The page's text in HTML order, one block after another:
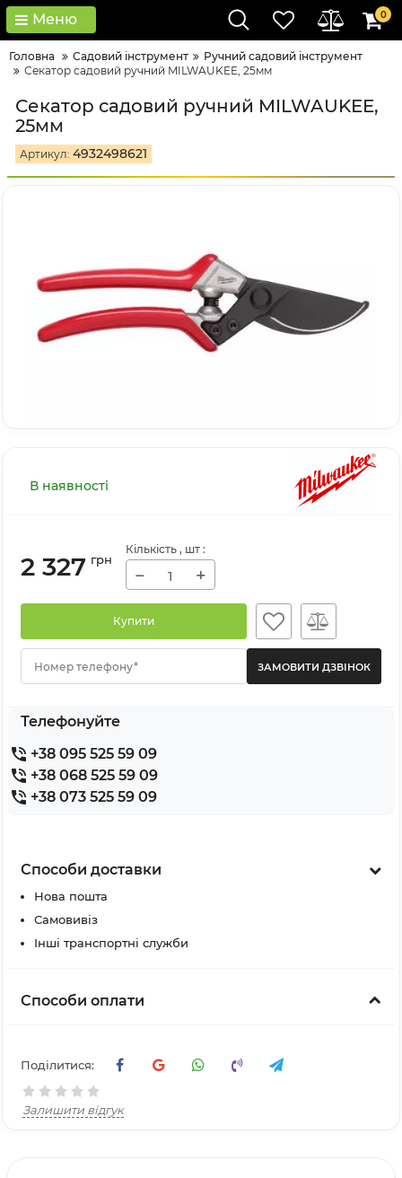
Меню 0
Головна Садовий інструмент
Ручний садовий інструмент
Секатор садовий ручний MILWAUKEE, 25мм
Секатор садовий ручний MILWAUKEE,
25мм
Артикул: 4932498621
В наявності
2 327 грн
Кількість , шт :
− +
Купити
Номер телефону*
Телефонуйте
+38 095 525 59 09
+38 068 525 59 09
+38 073 525 59 09
Способи доставки
Нова пошта
Самовивіз
Інші транспортні служби
Способи оплати
Поділитися:
Залишити відгук